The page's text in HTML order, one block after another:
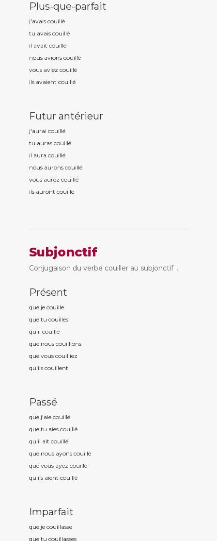
Plus-que-parfait
j'avais couillé
tu avais couillé
il avait couillé
nous avions couillé
vous aviez couillé
ils avaient couillé
Futur antérieur
j'aurai couillé
tu auras couillé
il aura couillé
nous aurons couillé
vous aurez couillé
ils auront couillé
Subjonctif
Conjugaison du verbe couiller au subjonctif ...
Présent
que je couille
que tu couilles
qu'il couille
que nous couillions
que vous couilliez
qu'ils couillent
Passé
que j'aie couillé
que tu aies couillé
qu'il ait couillé
que nous ayons couillé
que vous ayez couillé
qu'ils aient couillé
Imparfait
que je couillasse
que tu couillasses